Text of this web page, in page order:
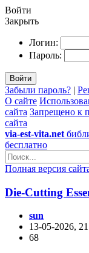
Войти
Закрыть
Логин:
Пароль:
Войти
Забыли пароль? |
О сайте
сайта Запрещено к
сайта
via-est-vita.net
бесплатно
Полная версия
Die-Cutting
sun
13-05-2026,
68